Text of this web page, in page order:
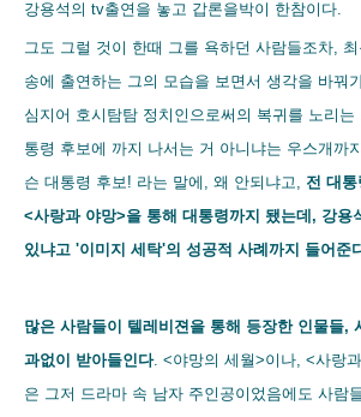
강용석의 tv출연을 놓고 갑론을박이 한참이다.
그도 그럴 것이 한때 그를 욕하던 사람들조차,
송에 출연하는 그의 모습을 보면서 생각을 바꿔
심지어 호시탐탐 정치인으로써의 복귀를 노리는
통령 후보에 까지 나서는 거 아니냐는 우스개까
슨 대통령 후보! 라는 말에, 왜 안되냐고, 전 대
<사랑과 야망>을 통해 대통령까지 됐는데, 강용
있냐고 '이미지 세탁'의 성공적 사례까지 들어준
많은 사람들이 텔레비젼을 통해 등장한 인물들,
과없이 받아들인다. <야망의 세월>이나, <사랑
은 그저 드라마 속 남자 주인공이었음에도 사람